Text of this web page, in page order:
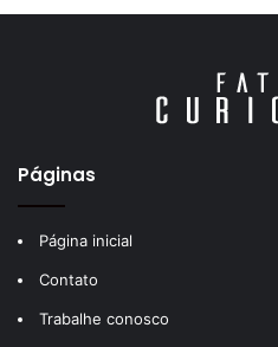
Páginas
Página inicial
Contato
Trabalhe conosco